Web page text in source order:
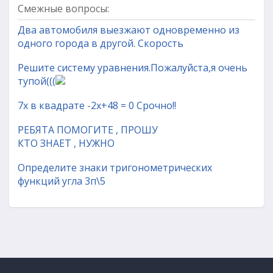
Смежные вопросы:
Два автомобиля выезжают одновременно из
одного города в другой. Скорость
Решите систему уравнения.Пожалуйста,я очень
тупой(((
7х в квадрате -2х+48 = 0 Срочно!!
РЕБЯТА ПОМОГИТЕ , ПРОШУ
КТО ЗНАЕТ , НУЖНО
Определите знаки тригонометрических
функций угла 3п\5